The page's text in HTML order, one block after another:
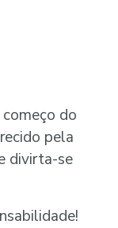
do
pela
divirta-se